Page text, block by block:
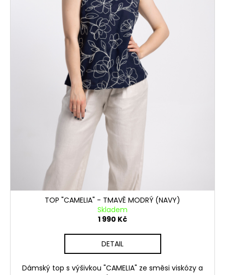
TOP "CAMELIA" - TMAVĚ MODRÝ (NAVY)
Skladem
1 990 Kč
DETAIL
Dámský top s výšivkou "CAMELIA" ze směsi viskózy a